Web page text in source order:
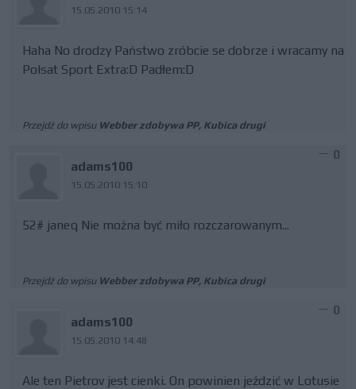
15.05.2010 15:14
Haha No drodzy Państwo zróbcie se dobrze i wracamy na
Polsat Sport Extra:D Padłem:D
Przejdź do wpisu Webber zdobywa PP, Kubica drugi
adams100
15.05.2010 15:10
0
52# janeq Nie można być miło rozczarowanym...
Przejdź do wpisu Webber zdobywa PP, Kubica drugi
adams100
15.05.2010 14:48
0
Ale ten Pietrov jest cienki. On powinien jeździć w Lotusie